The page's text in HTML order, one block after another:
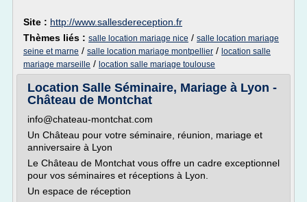
Site : http://www.sallesdereception.fr
Thèmes liés : salle location mariage nice / salle location mariage
seine et marne / salle location mariage montpellier / location salle
mariage marseille / location salle mariage toulouse
Location Salle Séminaire, Mariage à Lyon -
Château de Montchat
info@chateau-montchat.com
Un Château pour votre séminaire, réunion, mariage et
anniversaire à Lyon
Le Château de Montchat vous offre un cadre exceptionnel
pour vos séminaires et réceptions à Lyon.
Un espace de réception